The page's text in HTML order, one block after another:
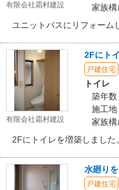
有限会社霜村建設
家族構
ユニットバスにリフォーム
有限会社霜村建設
2Fにト
戸建住宅
トイレ
築年数
施工地
家族構
2Fにトイレを増築しました。
水廻り
戸建住宅